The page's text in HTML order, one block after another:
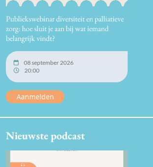
Publiekswebinar diversiteit en palliatieve
zorg: hoe sluit je aan bij wat iemand
belangrijk vindt?
08 september 2026
20:00
Aanmelden
Nieuwste podcast